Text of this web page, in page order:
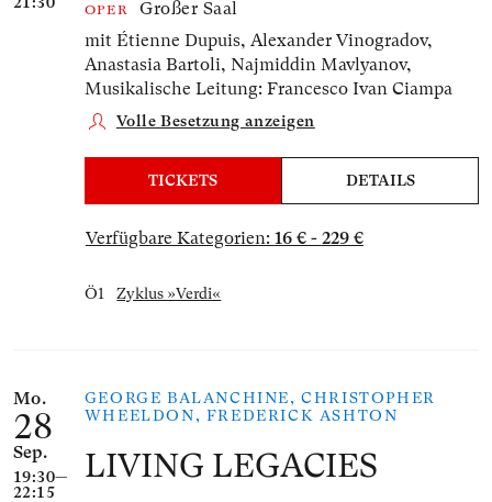
OPER
Großer Saal
mit Étienne Dupuis, Alexander Vinogradov,
Anastasia Bartoli, Najmiddin Mavlyanov,
Musikalische Leitung: Francesco Ivan Ciampa
Volle Besetzung anzeigen
TICKETS DETAILS
Verfügbare Kategorien: 16 € - 229 €
Ö1 Zyklus »Verdi«
Mo.
28
Sep.
19:30—
22:15
GEORGE BALANCHINE, CHRISTOPHER
WHEELDON, FREDERICK ASHTON
LIVING LEGACIES